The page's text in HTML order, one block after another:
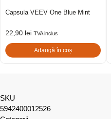
Capsula VEEV One Blue Mint
22,90 lei TVA inclus
Adaugă în coș
SKU
5942400012526